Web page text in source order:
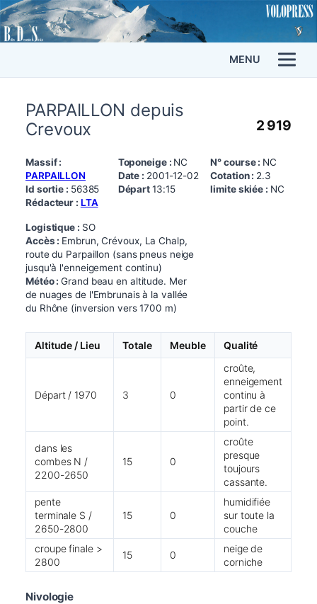
MENU
PARPAILLON depuis
Crevoux
2 919
Massif :
PARPAILLON
Id sortie : 56385
Rédacteur : LTA
Toponeige : NC
Date : 2001-12-02
Départ13:15
N° course : NC
Cotation : 2.3
limite skiée : NC
Logistique : SO
Accès : Embrun, Crévoux, La Chalp,
route du Parpaillon (sans pneus neige
jusqu'à l'enneigement continu)
Météo :Grand beau en altitude. Mer
de nuages de l'Embrunais à la vallée
du Rhône (inversion vers 1700 m)
Altitude / Lieu Totale Meuble Qualité
Départ / 1970 3 0
croûte,
enneigement
continu à
partir de ce
point.
dans les
combes N /
2200-2650
15 0
croûte
presque
toujours
cassante.
pente
terminale S /
2650-2800
15 0
humidifiée
sur toute la
couche
croupe finale >
2800
15 0
neige de
corniche
Nivologie